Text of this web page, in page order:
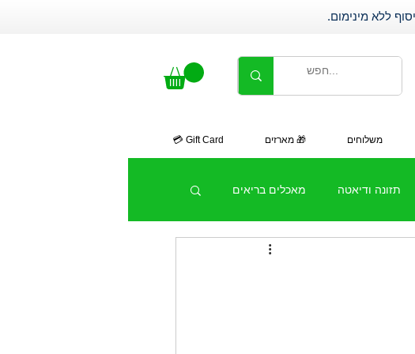
משלוחים 🎁 מארזים Gift Card 💳
תזונה ודיאטה מאכלים בריאים